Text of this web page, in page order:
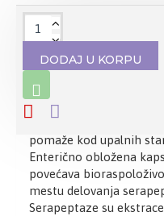
DODAJ U KORPU
Delovanje:
EdeMax
jednoj kapsuli.
pomaže kod upalnih
Enterično obložena
povećava
mestu delovanja
Serapeptaze su